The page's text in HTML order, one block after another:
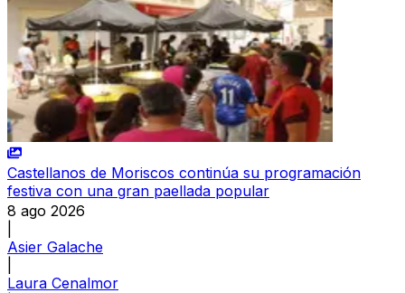
Castellanos de Moriscos continúa su programación
festiva con una gran paellada popular
8 ago 2026
Asier Galache
Laura Cenalmor